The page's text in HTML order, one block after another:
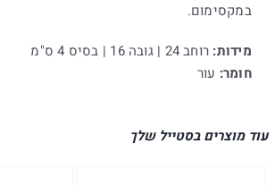
במקסימום.
מידות: רוחב 24 | גובה 16 | בסיס 4 ס"מ
חומר: עור
עוד מוצרים בסטייל שלך